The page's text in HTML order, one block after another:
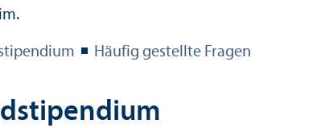
Häufig gestellte Fragen